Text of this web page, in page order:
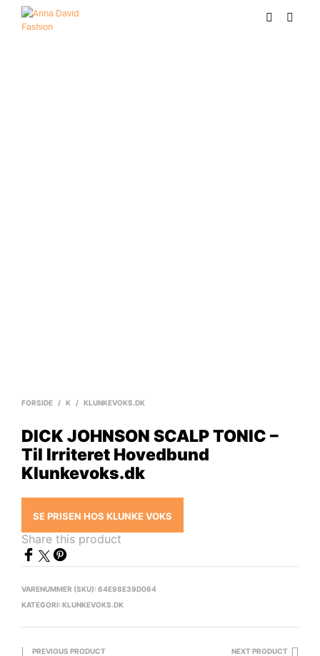
FORSIDE / K / KLUNKEVOKS.DK
DICK JOHNSON SCALP TONIC –
Til Irriteret Hovedbund
Klunkevoks.dk
SE PRISEN HOS KLUNKE VOKS
Share this product
VARENUMMER (SKU): 64E98E39D064
KATEGORI: KLUNKEVOKS.DK
PREVIOUS PRODUCT NEXT PRODUCT